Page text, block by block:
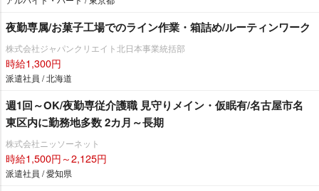
夜勤専属/お菓子工場でのライン作業・箱詰め/ルーティンワーク
株式会社ジャパンクリエイト北日本事業統括部
時給1,300円
派遣社員 / 北海道
週1回～OK/夜勤専従介護職 見守りメイン・仮眠有/名古屋市名
東区内に勤務地多数 2カ月～長期
株式会社ニッソーネット
時給1,500円～2,125円
派遣社員 / 愛知県